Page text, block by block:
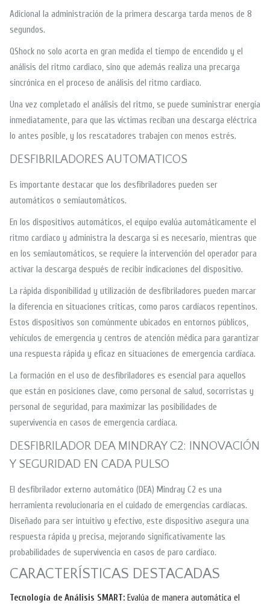
Adicional la administración de la primera descarga tarda menos de 8
segundos.
QShock no solo acorta en gran medida el tiempo de encendido y el
análisis del ritmo cardiaco, sino que además realiza una precarga
sincrónica en el proceso de análisis del ritmo cardiaco.
Una vez completado el análisis del ritmo, se puede suministrar energía
inmediatamente, para que las víctimas reciban una descarga eléctrica
lo antes posible, y los rescatadores trabajen con menos estrés.
DESFIBRILADORES AUTOMATICOS
Es importante destacar que los desfibriladores pueden ser
automáticos o semiautomáticos.
En los dispositivos automáticos, el equipo evalúa automáticamente el
ritmo cardíaco y administra la descarga si es necesario, mientras que
en los semiautomáticos, se requiere la intervención del operador para
activar la descarga después de recibir indicaciones del dispositivo.
La rápida disponibilidad y utilización de desfibriladores pueden marcar
la diferencia en situaciones críticas, como paros cardíacos repentinos.
Estos dispositivos son comúnmente ubicados en entornos públicos,
vehículos de emergencia y centros de atención médica para garantizar
una respuesta rápida y eficaz en situaciones de emergencia cardíaca.
La formación en el uso de desfibriladores es esencial para aquellos
que están en posiciones clave, como personal de salud, socorristas y
personal de seguridad, para maximizar las posibilidades de
supervivencia en casos de emergencia cardíaca.
DESFIBRILADOR DEA MINDRAY C2: INNOVACIÓN
Y SEGURIDAD EN CADA PULSO
El desfibrilador externo automático (DEA) Mindray C2 es una
herramienta revolucionaria en el cuidado de emergencias cardíacas.
Diseñado para ser intuitivo y efectivo, este dispositivo asegura una
respuesta rápida y precisa, mejorando significativamente las
probabilidades de supervivencia en casos de paro cardíaco.
CARACTERÍSTICAS DESTACADAS
Tecnología de Análisis SMART: Evalúa de manera automática el